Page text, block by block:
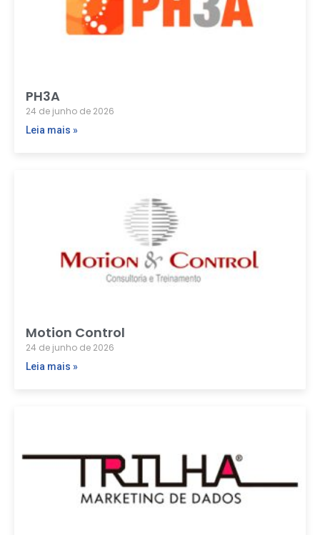
PH3A
24 de junho de 2026
Leia mais »
Motion Control
24 de junho de 2026
Leia mais »